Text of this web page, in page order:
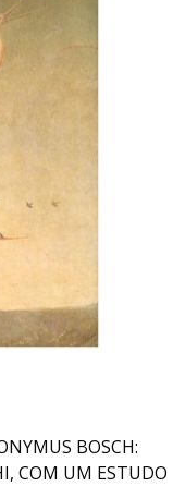
BOSCH:
COM UM ESTUDO